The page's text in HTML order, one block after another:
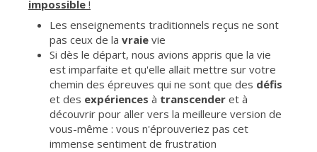
impossible !
Les enseignements traditionnels reçus ne sont
pas ceux de la vraie vie
Si dès le départ, nous avions appris que la vie
est imparfaite et qu'elle allait mettre sur votre
chemin des épreuves qui ne sont que des défis
et des expériences à transcender et à
découvrir pour aller vers la meilleure version de
vous-même : vous n'éprouveriez pas cet
immense sentiment de frustration